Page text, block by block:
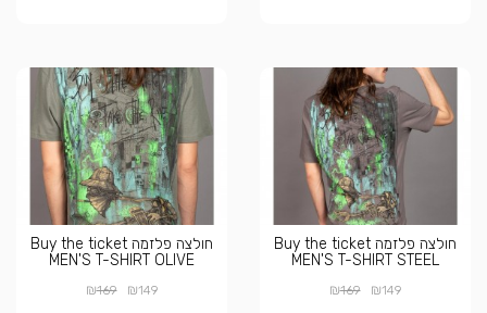
חולצה פלזמה Buy the ticket
MEN'S T-SHIRT STEEL
₪149
₪169
חולצה פלזמה Buy the ticket
MEN'S T-SHIRT OLIVE
₪149
₪169